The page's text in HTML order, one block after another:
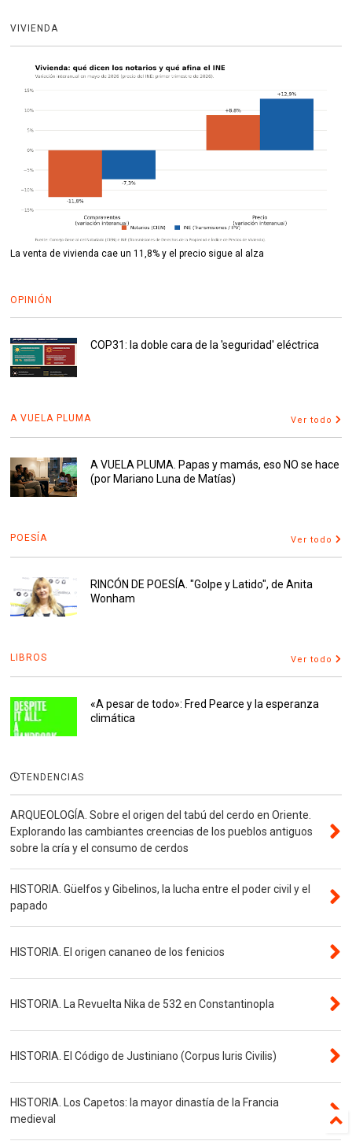
VIVIENDA
La venta de vivienda cae un 11,8% y el precio sigue al alza
OPINIÓN
COP31: la doble cara de la 'seguridad' eléctrica
A VUELA PLUMA Ver todo
A VUELA PLUMA. Papas y mamás, eso NO se hace
(por Mariano Luna de Matías)
POESÍA Ver todo
RINCÓN DE POESÍA. "Golpe y Latido", de Anita
Wonham
LIBROS Ver todo
«A pesar de todo»: Fred Pearce y la esperanza
climática
TENDENCIAS
ARQUEOLOGÍA. Sobre el origen del tabú del cerdo en Oriente.
Explorando las cambiantes creencias de los pueblos antiguos
sobre la cría y el consumo de cerdos
HISTORIA. Güelfos y Gibelinos, la lucha entre el poder civil y el
papado
HISTORIA. El origen cananeo de los fenicios
HISTORIA. La Revuelta Nika de 532 en Constantinopla
HISTORIA. El Código de Justiniano (Corpus Iuris Civilis)
HISTORIA. Los Capetos: la mayor dinastía de la Francia
medieval